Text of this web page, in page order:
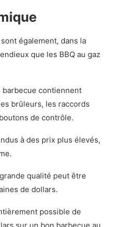
également, dans la
que les BBQ au gaz
barbecue contiennent
brûleurs, les raccords
de contrôle.
à des prix plus élevés,
qualité peut être
de dollars.
possible de